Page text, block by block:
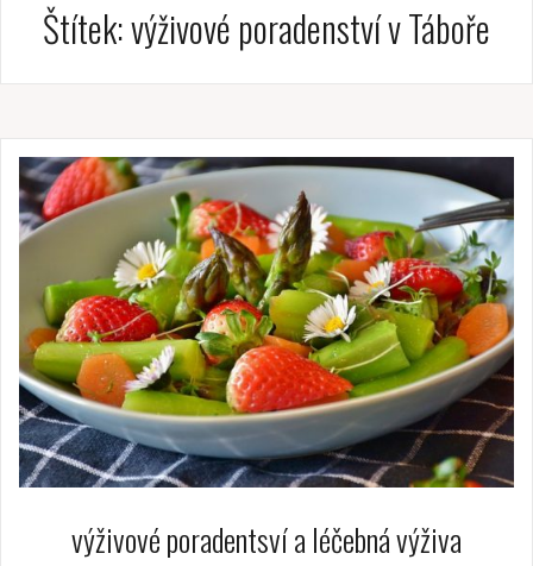
Štítek:výživové poradenství v Táboře
výživové poradentsví a léčebná výživa